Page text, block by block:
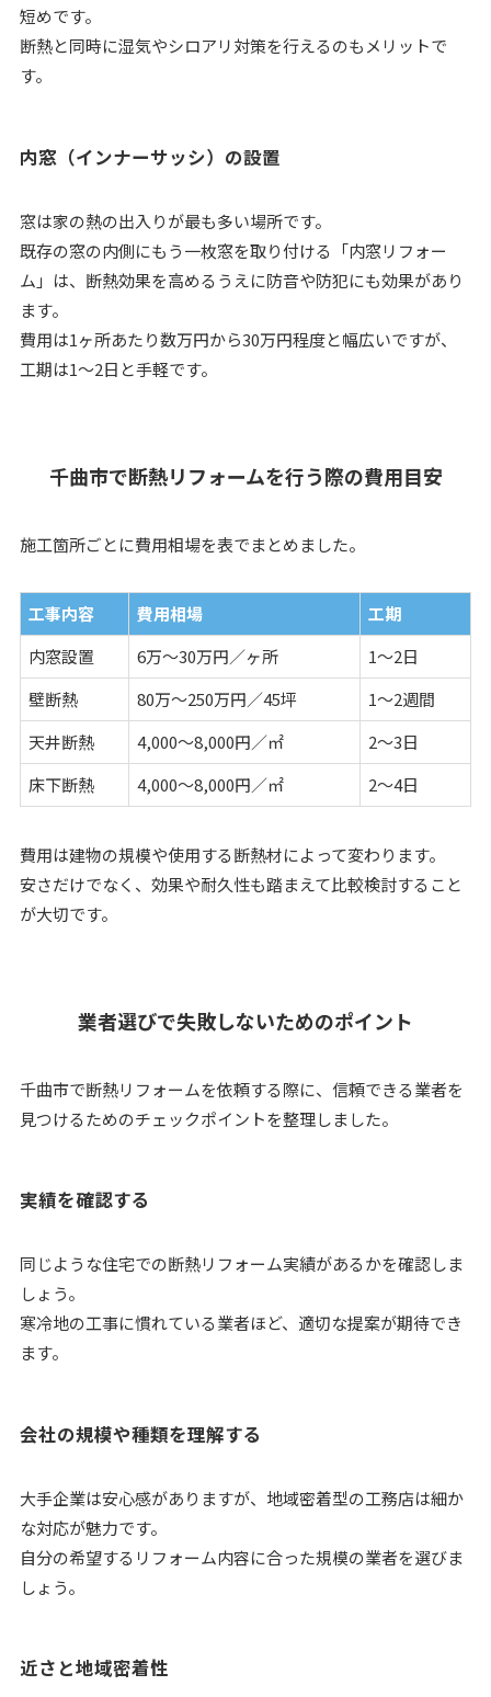
短めです。
断熱と同時に湿気やシロアリ対策を行えるのもメリットで
す。
内窓（インナーサッシ）の設置
窓は家の熱の出入りが最も多い場所です。
既存の窓の内側にもう一枚窓を取り付ける「内窓リフォー
ム」は、断熱効果を高めるうえに防音や防犯にも効果があり
ます。
費用は1ヶ所あたり数万円から30万円程度と幅広いですが、
工期は1〜2日と手軽です。
千曲市で断熱リフォームを行う際の費用目安
施工箇所ごとに費用相場を表でまとめました。
工事内容 費用相場
工期
内窓設置
6万〜30万円／ヶ所
1〜2日
壁断熱
80万〜250万円／45坪
1〜2週間
天井断熱
4,000〜8,000円／㎡
2〜3日
床下断熱
4,000〜8,000円／㎡ 2〜4日
費用は建物の規模や使用する断熱材によって変わります。
安さだけでなく、効果や耐久性も踏まえて比較検討すること
が大切です。
業者選びで失敗しないためのポイント
千曲市で断熱リフォームを依頼する際に、信頼できる業者を
見つけるためのチェックポイントを整理しました。
実績を確認する
同じような住宅での断熱リフォーム実績があるかを確認しま
しょう。
寒冷地の工事に慣れている業者ほど、適切な提案が期待でき
ます。
会社の規模や種類を理解する
大手企業は安心感がありますが、地域密着型の工務店は細か
な対応が魅力です。
自分の希望するリフォーム内容に合った規模の業者を選びま
しょう。
近さと地域密着性